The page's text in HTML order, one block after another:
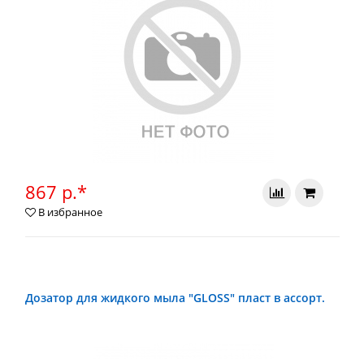
867 р.*
В избранное
Дозатор для жидкого мыла "GLOSS" пласт в ассорт.